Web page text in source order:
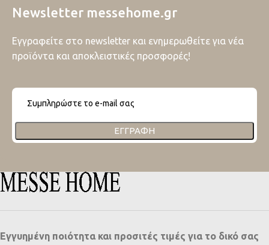
Newsletter messehome.gr
Εγγραφείτε στο newsletter και ενημερωθείτε για νέα
προϊόντα και αποκλειστικές προσφορές!
ΕΓΓΡΑΦΉ
Εγγυημένη ποιότητα και προσιτές τιμές για το δικό σας